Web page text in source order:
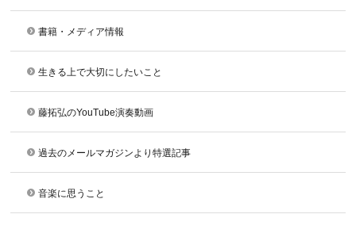
書籍・メディア情報
生きる上で大切にしたいこと
藤拓弘のYouTube演奏動画
過去のメールマガジンより特選記事
音楽に思うこと